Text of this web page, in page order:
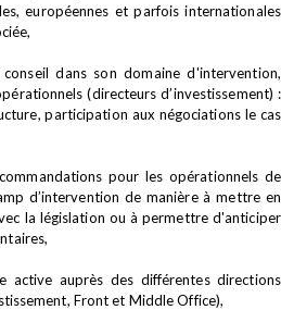
européennes et parfois internationales
dans son domaine d'intervention,
(directeurs d’investissement) :
participation aux négociations le cas
pour les opérationnels de
d’intervention de manière à mettre en
la législation ou à permettre d'anticiper
active auprès des différentes directions
Front et Middle Office),